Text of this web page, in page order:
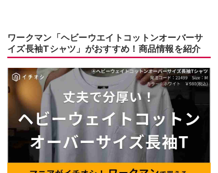
ワークマン「ヘビーウエイトコットンオーバーサ
イズ長袖Tシャツ」がおすすめ！商品情報を紹介